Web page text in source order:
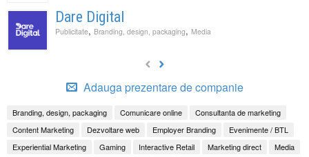
Dare Digital
Publicitate, Branding, design, packaging, Media
Adauga prezentare de companie
Branding, design, packaging Comunicare online
Consultanta de marketing
Content Marketing
Dezvoltare web Employer Branding
Evenimente / BTL
Experiential Marketing
Gaming Interactive Retail Marketing direct
Media